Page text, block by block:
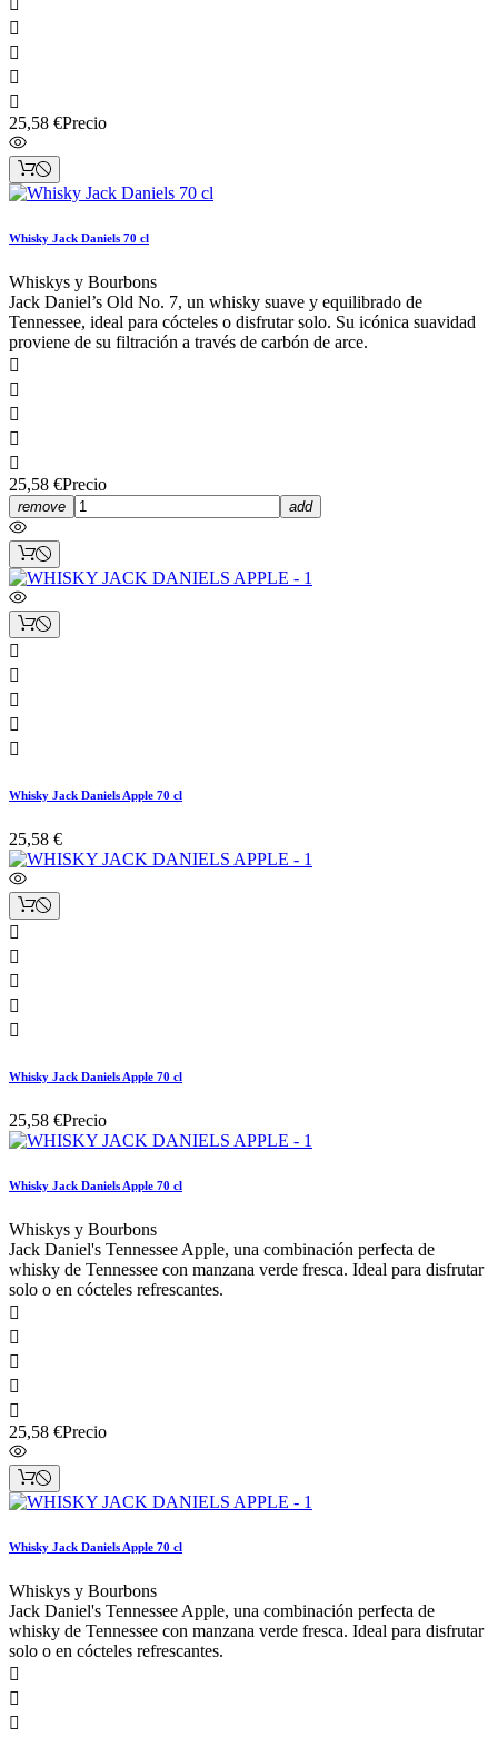





25,58 €Precio
Whisky Jack Daniels 70 cl
Whiskys y Bourbons
Jack Daniel’s Old No. 7, un whisky suave y equilibrado de
Tennessee, ideal para cócteles o disfrutar solo. Su icónica suavidad
proviene de su filtración a través de carbón de arce.





25,58 €Precio
remove add





Whisky Jack Daniels Apple 70 cl
25,58 €





Whisky Jack Daniels Apple 70 cl
25,58 €Precio
Whisky Jack Daniels Apple 70 cl
Whiskys y Bourbons
Jack Daniel's Tennessee Apple, una combinación perfecta de
whisky de Tennessee con manzana verde fresca. Ideal para disfrutar
solo o en cócteles refrescantes.





25,58 €Precio
Whisky Jack Daniels Apple 70 cl
Whiskys y Bourbons
Jack Daniel's Tennessee Apple, una combinación perfecta de
whisky de Tennessee con manzana verde fresca. Ideal para disfrutar
solo o en cócteles refrescantes.


